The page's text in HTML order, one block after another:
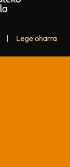
Lege oharra